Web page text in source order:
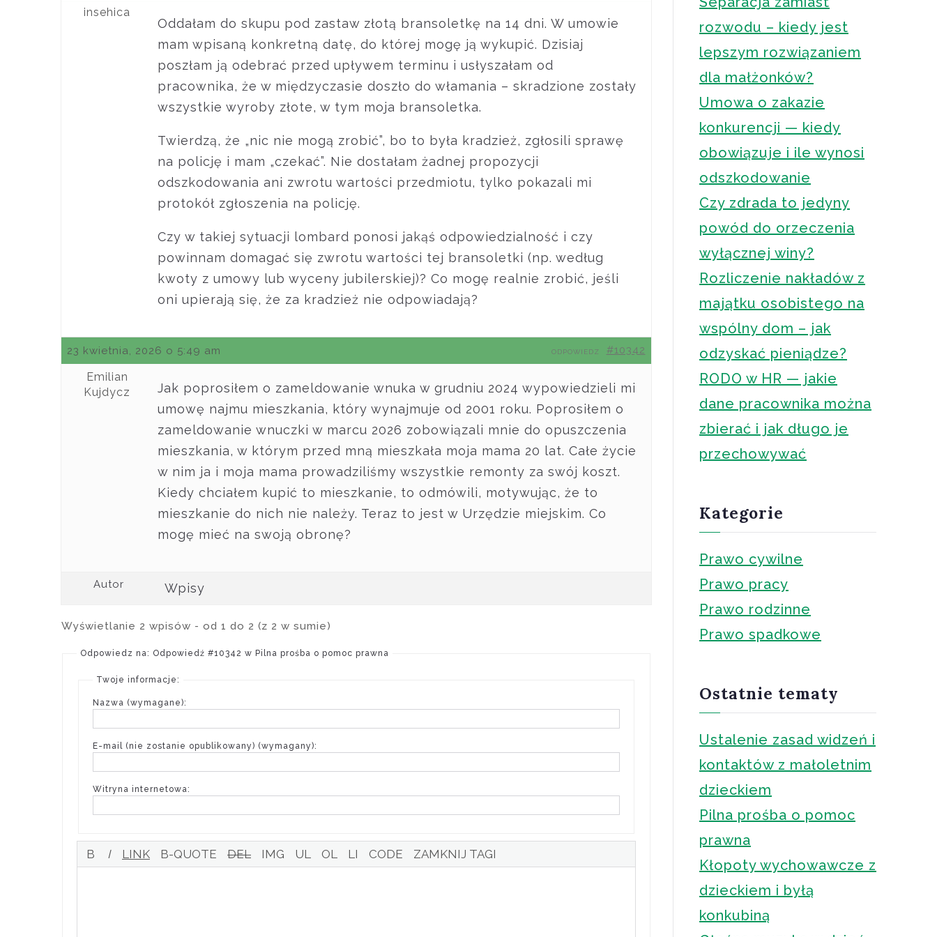
insehica
Oddałam do skupu pod zastaw złotą bransoletkę na 14 dni. W umowie
mam wpisaną konkretną datę, do której mogę ją wykupić. Dzisiaj
poszłam ją odebrać przed upływem terminu i usłyszałam od
pracownika, że w międzyczasie doszło do włamania – skradzione zostały
wszystkie wyroby złote, w tym moja bransoletka.
Twierdzą, że „nic nie mogą zrobić”, bo to była kradzież, zgłosili sprawę
na policję i mam „czekać”. Nie dostałam żadnej propozycji
odszkodowania ani zwrotu wartości przedmiotu, tylko pokazali mi
protokół zgłoszenia na policję.
Czy w takiej sytuacji lombard ponosi jakąś odpowiedzialność i czy
powinnam domagać się zwrotu wartości tej bransoletki (np. według
kwoty z umowy lub wyceny jubilerskiej)? Co mogę realnie zrobić, jeśli
oni upierają się, że za kradzież nie odpowiadają?
23 kwietnia, 2026 o 5:49 am #10342
ODPOWIEDZ
Emilian
Kujdycz
Jak poprosiłem o zameldowanie wnuka w grudniu 2024 wypowiedzieli mi
umowę najmu mieszkania, który wynajmuje od 2001 roku. Poprosiłem o
zameldowanie wnuczki w marcu 2026 zobowiązali mnie do opuszczenia
mieszkania, w którym przed mną mieszkała moja mama 20 lat. Całe życie
w nim ja i moja mama prowadziliśmy wszystkie remonty za swój koszt.
Kiedy chciałem kupić to mieszkanie, to odmówili, motywując, że to
mieszkanie do nich nie należy. Teraz to jest w Urzędzie miejskim. Co
mogę mieć na swoją obronę?
Autor Wpisy
Wyświetlanie 2 wpisów - od 1 do 2 (z 2 w sumie)
Odpowiedz na: Odpowiedź #10342 w Pilna prośba o pomoc prawna
Twoje informacje:
Nazwa (wymagane):
E-mail (nie zostanie opublikowany) (wymagany):
Witryna internetowa:
rozwodu – kiedy jest
lepszym rozwiązaniem
dla małżonków?
Umowa o zakazie
konkurencji — kiedy
obowiązuje i ile wynosi
odszkodowanie
Czy zdrada to jedyny
powód do orzeczenia
wyłącznej winy?
Rozliczenie nakładów z
majątku osobistego na
wspólny dom – jak
odzyskać pieniądze?
RODO w HR — jakie
dane pracownika można
zbierać i jak długo je
przechowywać
Kategorie
Prawo cywilne
Prawo pracy
Prawo rodzinne
Prawo spadkowe
Ostatnie tematy
Ustalenie zasad widzeń i
kontaktów z małoletnim
dzieckiem
Pilna prośba o pomoc
prawna
Kłopoty wychowawcze z
dzieckiem i byłą
konkubiną